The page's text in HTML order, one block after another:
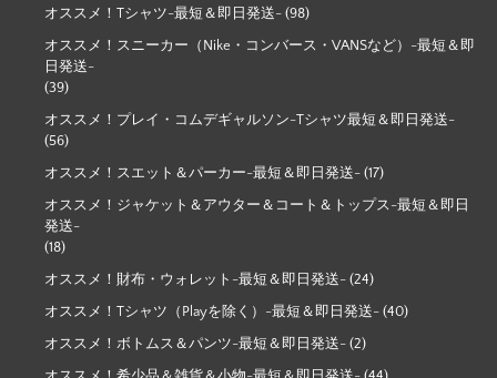
オススメ！Tシャツ-最短＆即日発送- (98)
オススメ！スニーカー（Nike・コンバース・VANSなど）-最短＆即
日発送-
(39)
オススメ！プレイ・コムデギャルソン-Tシャツ最短＆即日発送-
(56)
オススメ！スエット＆パーカー-最短＆即日発送- (17)
オススメ！ジャケット＆アウター＆コート＆トップス-最短＆即日
発送-
(18)
オススメ！財布・ウォレット-最短＆即日発送- (24)
オススメ！Tシャツ（Playを除く）-最短＆即日発送- (40)
オススメ！ボトムス＆パンツ-最短＆即日発送- (2)